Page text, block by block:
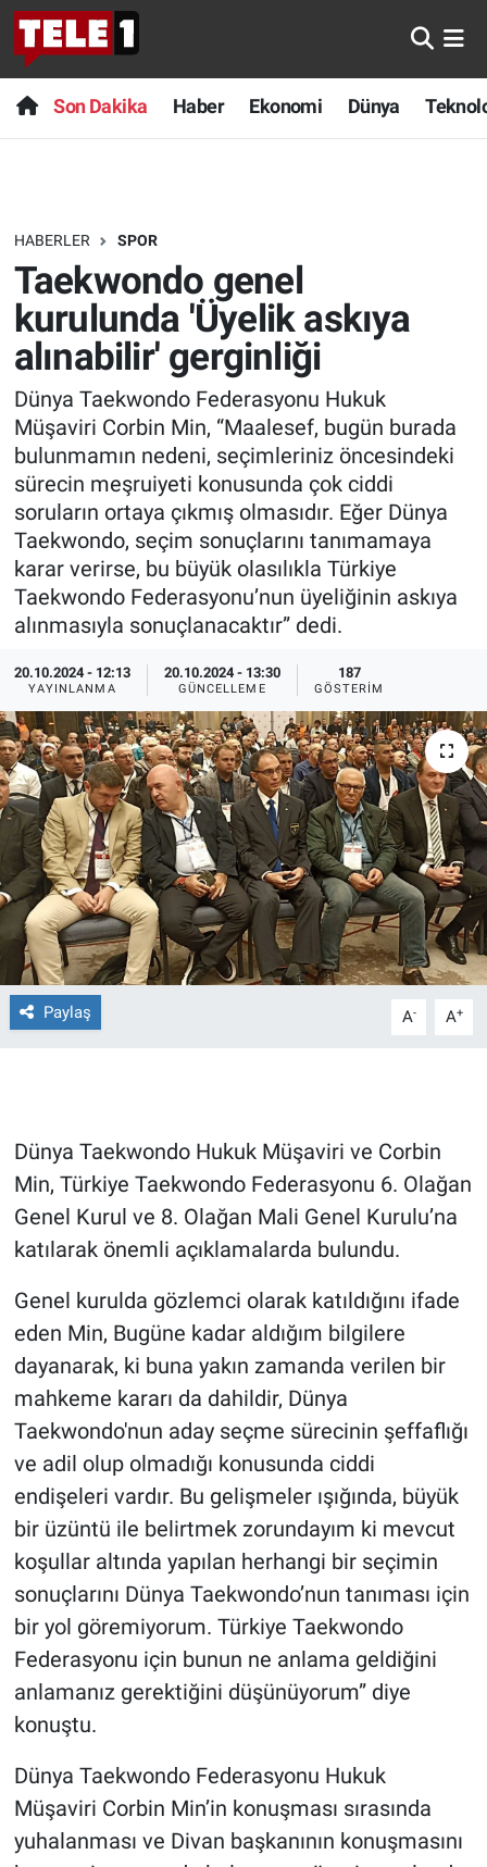
Son Dakika Haber Ekonomi Dünya
HABERLER SPOR
Taekwondo genel
kurulunda 'Üyelik askıya
alınabilir' gerginliği
Dünya Taekwondo Federasyonu Hukuk
Müşaviri Corbin Min, “Maalesef, bugün burada
bulunmamın nedeni, seçimleriniz öncesindeki
sürecin meşruiyeti konusunda çok ciddi
soruların ortaya çıkmış olmasıdır. Eğer Dünya
Taekwondo, seçim sonuçlarını tanımamaya
karar verirse, bu büyük olasılıkla Türkiye
Taekwondo Federasyonu’nun üyeliğinin askıya
alınmasıyla sonuçlanacaktır” dedi.
20.10.2024 - 12:13
YAYINLANMA
20.10.2024 - 13:30
GÜNCELLEME
187
GÖSTERIM
Paylaş A- A+
Dünya Taekwondo Hukuk Müşaviri ve Corbin
Min, Türkiye Taekwondo Federasyonu 6. Olağan
Genel Kurul ve 8. Olağan Mali Genel Kurulu’na
katılarak önemli açıklamalarda bulundu.
Genel kurulda gözlemci olarak katıldığını ifade
eden Min, Bugüne kadar aldığım bilgilere
dayanarak, ki buna yakın zamanda verilen bir
mahkeme kararı da dahildir, Dünya
Taekwondo'nun aday seçme sürecinin şeffaflığı
ve adil olup olmadığı konusunda ciddi
endişeleri vardır. Bu gelişmeler ışığında, büyük
bir üzüntü ile belirtmek zorundayım ki mevcut
koşullar altında yapılan herhangi bir seçimin
sonuçlarını Dünya Taekwondo’nun tanıması için
bir yol göremiyorum. Türkiye Taekwondo
Federasyonu için bunun ne anlama geldiğini
anlamanız gerektiğini düşünüyorum” diye
konuştu.
Dünya Taekwondo Federasyonu Hukuk
Müşaviri Corbin Min’in konuşması sırasında
yuhalanması ve Divan başkanının konuşmasını
Anında Manşet
Başka Sohbetler
Bilim turu
Bilim ve Teknoloji Evreni
Doğa Konuşuyor
Dünya
Ege Saati
Ege'den Esintiler
Eğitim
Eğlence
Ekonomi
Forum
Gerçeğin İzinde
Gün Başlıyor
Gün Bitiyor
Gün Ortası
Gündem Özel
İlan
Kimdir
Koronavirüs
Kültür Sanat
Ne demişti
Nedir
Popüler
Programlar
Sağlık
Spor
Türkiye'nin Geleceği
Son Dakika
Haber
Dünya
Teknoloji
Sağlık
Spor
Yayın Akışı
İletişim
Nöbetçi Eczaneler
Hava Durumu
Trafik Durumu
Süper Lig Puan Durumu ve Fikstür
Tüm Manşetler
Son Dakika Haberleri
Haber Arşivi